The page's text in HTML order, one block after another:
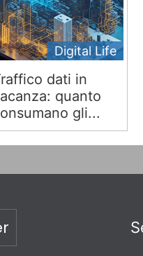
Digital Life
dati in
quanto
gli...